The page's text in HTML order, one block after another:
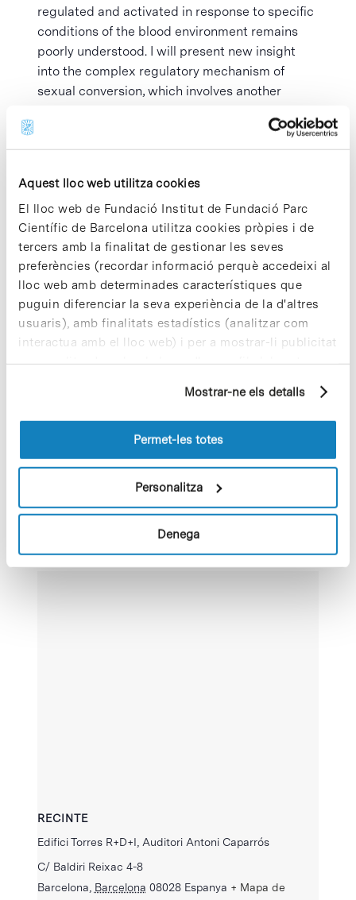
Aquest lloc web utilitza cookies
El lloc web de Fundació Institut de Fundació Parc
Científic de Barcelona utilitza cookies pròpies i de
tercers amb la finalitat de gestionar les seves
preferències (recordar informació perquè accedeixi al
lloc web amb determinades característiques que
puguin diferenciar la seva experiència de la d'altres
usuaris), amb finalitats estadístics (analitzar com
interactua amb el lloc web) i per a mostrar-li publicitat
personalitzada sobre la base d'un perfil elaborat a
pàgines visitades). Per a obtenir més informació sobre
les cookies pot consultar laPolítica de cookiesdel
Mostrar-ne els detalls
Permet-les totes
Personalitza
Denega
regulated and activated in response to specific
conditions of the blood environment remains
poorly understood. I will present new insight
into the complex regulatory mechanism of
sexual conversion, which involves another
coding antisense RNA, epigenetic changes in
heterochromatin at a specific locus, and
Afegeix al calendari
MOSTRA ELS
DETALLS
Data:
https://www.irbbarcelo
na.org/es/events/regul
regulator-regulator-
ORGANITZADOR
IRB Barcelona – Institut
de Organitzador
RECINTE
Edifici Torres R+D+I, Auditori Antoni Caparrós
C/ Baldiri Reixac 4-8
Barcelona Barcelona 08028 Espanya + Mapa de